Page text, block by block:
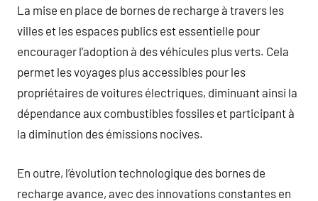
La mise en place de bornes de recharge à travers les
villes et les espaces publics est essentielle pour
encourager l’adoption à des véhicules plus verts. Cela
permet les voyages plus accessibles pour les
propriétaires de voitures électriques, diminuant ainsi la
dépendance aux combustibles fossiles et participant à
la diminution des émissions nocives.
En outre, l’évolution technologique des bornes de
recharge avance, avec des innovations constantes en